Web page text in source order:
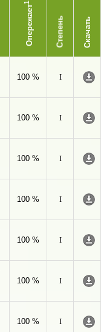
Опережает
1
Степень Скачать
100 %
I
100 %
I
100 %
I
100 %
I
100 %
I
100 %
I
100 %
I